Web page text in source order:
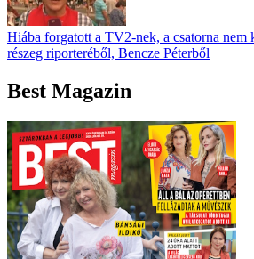
Hiába forgatott a TV2-nek, a csatorna nem
részeg riporteréből, Bencze Péterből
Best Magazin